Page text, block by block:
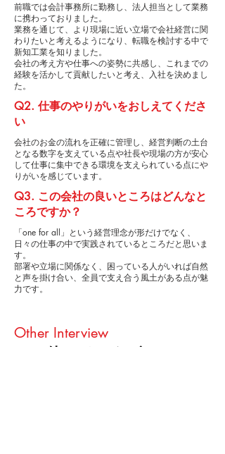
前職では会計事務所に勤務し、法人担当として業務
に携わっておりました。
業務を通じて、より現場に近い立場で会社経営に関
わりたいと考えるようになり、転職を検討する中で
新知工業を知りました。
会社の考え方や仕事への姿勢に共感し、これまでの
経験を活かして貢献したいと考え、入社を決めまし
た。
Q2. 仕事のやりがいをおしえてくださ
い
会社のお金の流れを正確に管理し、経営判断の土台
となる数字を支えている点や社長や現場の方が安心
して仕事に集中できる環境を支えられている点にや
りがいを感じています。
Q3. この会社の良いところはどんなと
ころですか？
「one for all」という経営理念が形だけでなく、
日々の仕事の中で実践されているところだと思いま
す。
部署や立場に関係なく、困っている人がいれば自然
と声を掛け合い、全員で支え合う風土がある点が魅
力です。
Other Interview
その他のインタビュー